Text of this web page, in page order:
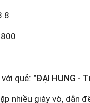
quẻ: "ĐẠI HUNG -
nhiều giày vò, dẫn